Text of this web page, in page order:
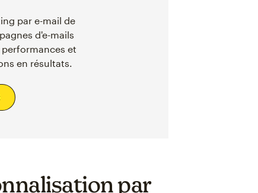
par e-mail de
d'e-mails
performances et
en résultats.
par